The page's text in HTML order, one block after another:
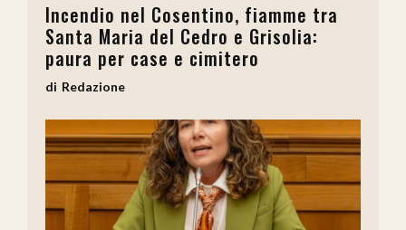
Incendio nel Cosentino, fiamme tra
Santa Maria del Cedro e Grisolia:
paura per case e cimitero
Redazione